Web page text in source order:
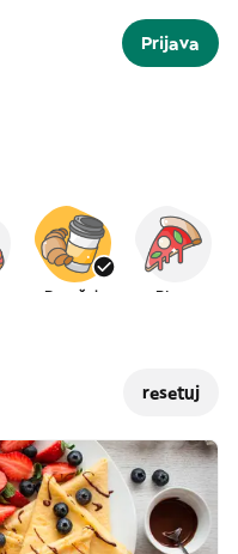
Prijava
Doručak Pizza
resetuj